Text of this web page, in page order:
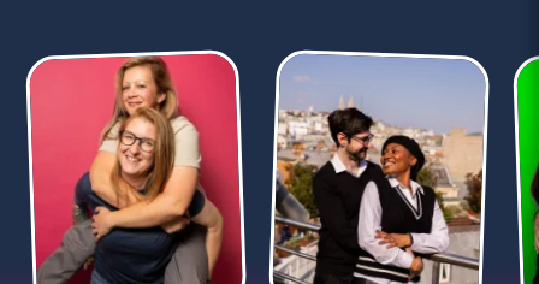
4 minutes
Rencontre à Roquebrune-Cap-Martin